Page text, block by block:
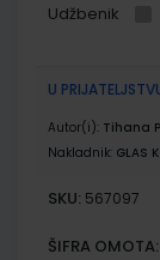
Udžbenik
U
Autor(i): Tihana
Nakladnik: GLAS
SKU: 567097
ŠIFRA OMOTA: